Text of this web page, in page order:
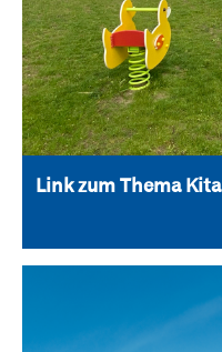
Link zum Thema Kita